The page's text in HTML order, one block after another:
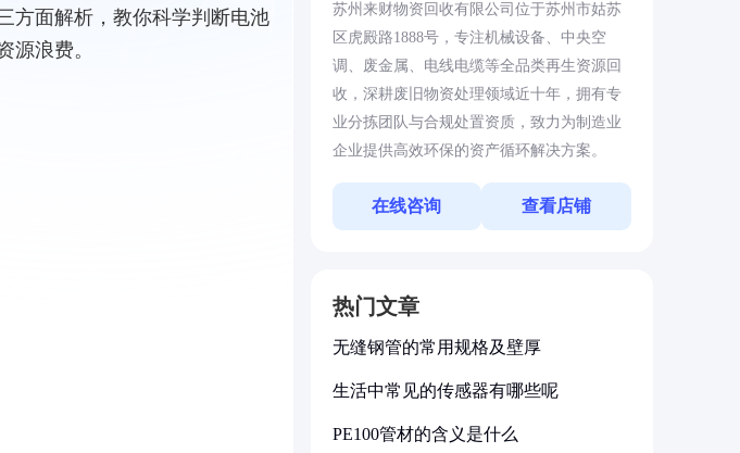
方面解析，教你科学判断电池
源浪费。
苏州来财物资回收有限公司位于苏州市姑苏
区虎殿路1888号，专注机械设备、中央空
调、废金属、电线电缆等全品类再生资源回
收，深耕废旧物资处理领域近十年，拥有专
业分拣团队与合规处置资质，致力为制造业
企业提供高效环保的资产循环解决方案。
在线咨询 查看店铺
热门文章
无缝钢管的常用规格及壁厚
生活中常见的传感器有哪些呢
PE100管材的含义是什么